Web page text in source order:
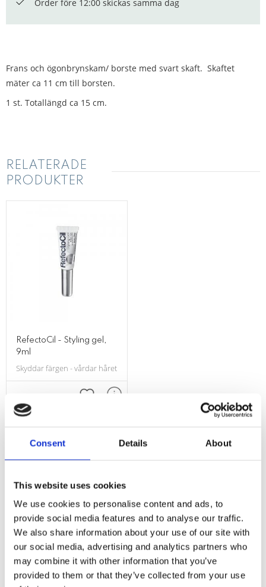
Consent Details About
This website uses cookies
We use cookies to personalise content and ads, to
provide social media features and to analyse our traffic.
We also share information about your use of our site with
our social media, advertising and analytics partners who
may combine it with other information that you’ve
provided to them or that they’ve collected from your use
Order före 12:00 skickas samma dag
Frans och ögonbrynskam/ borste med svart skaft. Skaftet
mäter ca 11 cm till borsten.
1 st. Totallängd ca 15 cm.
Omdömen
Du
RELATERADE
PRODUKTER
RefectoCil - Styling gel,
9ml
Skyddar färgen - vårdar håret - stylar brynen. Färgvård och styling för